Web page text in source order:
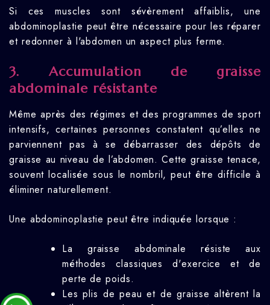
Si ces muscles sont sévèrement affaiblis, une
abdominoplastie peut être nécessaire pour les réparer
et redonner à l'abdomen un aspect plus ferme.
3. Accumulation de graisse
abdominale résistante
Même après des régimes et des programmes de sport
intensifs, certaines personnes constatent qu’elles ne
parviennent pas à se débarrasser des dépôts de
graisse au niveau de l’abdomen. Cette graisse tenace,
souvent localisée sous le nombril, peut être difficile à
éliminer naturellement.
Une abdominoplastie peut être indiquée lorsque :
La graisse abdominale résiste aux
méthodes classiques d'exercice et de
perte de poids.
Les plis de peau et de graisse altèrent la